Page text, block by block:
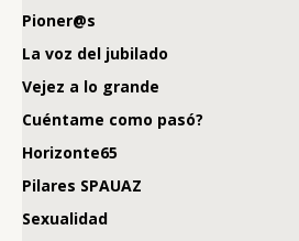
Pioner@s
La voz del jubilado
Vejez a lo grande
Cuéntame como pasó?
Horizonte65
Pilares SPAUAZ
Sexualidad